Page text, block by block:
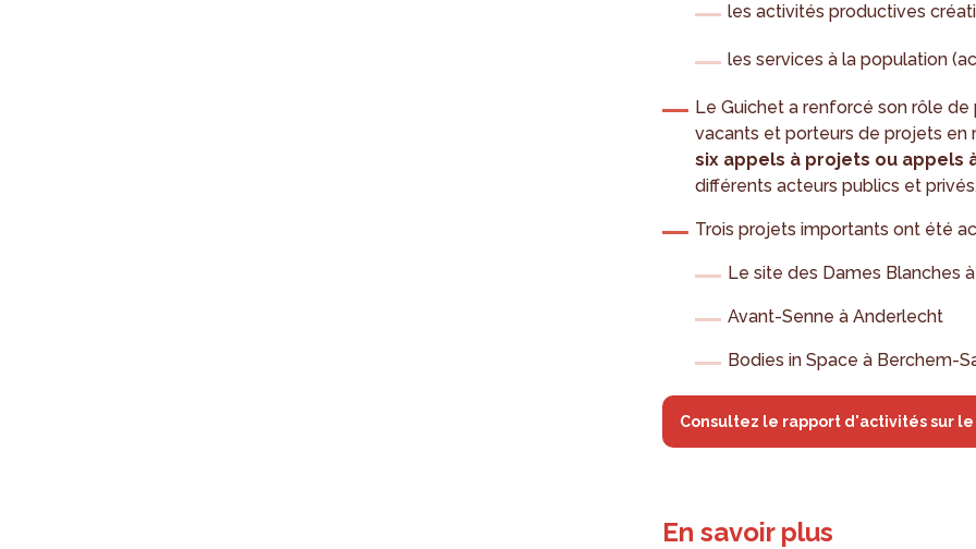
les activités productives
les services à la population
Le Guichet a renforcé son rôle
vacants et porteurs de projets en
six appels à projets ou appels
différents acteurs publics et
Trois projets importants ont été
Le site des Dames Blanches
Avant-Senne à Anderlecht
Bodies in Space à Berchem-
Consultez le rapport d'activités sur
En savoir plus